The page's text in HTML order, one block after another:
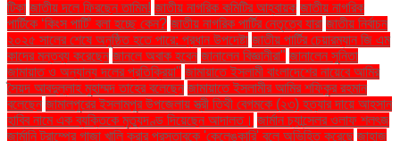
টিকা জাতীয় দলে ফিরছেন তামিম! জাতীয় নাগরিক কমিটির আহ্বায়ক জাতীয় নাগরিক
পার্টিকে ‘কিংস পার্টি’ বলা হচ্ছে কেন? জাতীয় নাগরিক পার্টির নেতৃত্বে যারা জাতীয় নির্বাচন
২০২৫ সালের শেষে অনুষ্ঠিত হতে পারে: প্রধান উপদেষ্টা জাতীয় পার্টির চেয়ারম্যান জি এম
কাদের মন্তব্য করেছেন জানলে অবাক হবেন জানালেন বিজ্ঞানীরা" জানালেন সুনিতা
জামায়াত ও অন্যান্য দলের প্রতিক্রিয়া'' জামায়াতে ইসলামী বাংলাদেশের নায়েবে আমির
সৈয়দ আবদুল্লাহ মুহাম্মদ তাহের বলেছেন জামায়াতে ইসলামীর আমির শফিকুর রহমান
বলেছেন জামালপুরের ইসলামপুর উপজেলায় স্ত্রী তিথী বেগমকে (২৩) হত্যার দায়ে আহসান
হাবিব নামে এক ব্যক্তিকে মৃত্যুদণ্ড দিয়েছেন আদালত। জার্মান চ্যান্সেলর ওলাফ শলৎজ
জার্মানি ট্রাম্পের গাজা খালি করার প্রস্তাবকে 'কেলেঙ্কারি' বলে অভিহিত করেছে জাহাজ